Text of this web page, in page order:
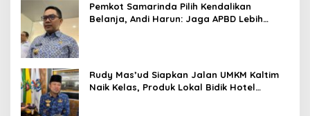
Pemkot Samarinda Pilih Kendalikan
Belanja, Andi Harun: Jaga APBD Lebih
Rudy Mas’ud Siapkan Jalan UMKM Kaltim
Naik Kelas, Produk Lokal Bidik Hotel